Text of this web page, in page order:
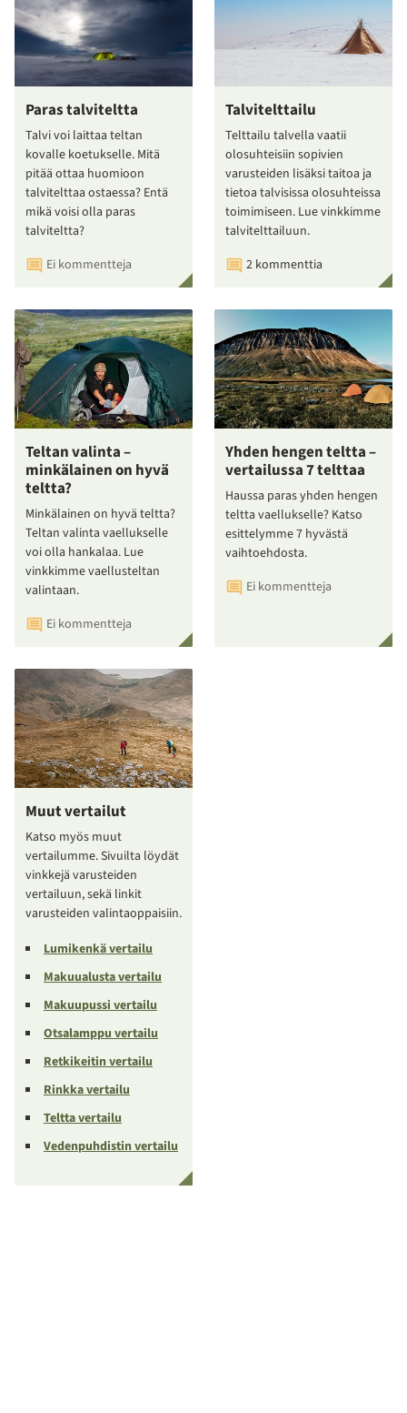
Paras talviteltta
Talvi voi laittaa teltan
kovalle koetukselle. Mitä
pitää ottaa huomioon
talvitelttaa ostaessa? Entä
mikä voisi olla paras
talviteltta?
Ei kommentteja
Talvitelttailu
Telttailu talvella vaatii
olosuhteisiin sopivien
varusteiden lisäksi taitoa ja
tietoa talvisissa olosuhteissa
toimimiseen. Lue vinkkimme
talvitelttailuun.
2 kommenttia
Teltan valinta –
minkälainen on hyvä
teltta?
Minkälainen on hyvä teltta?
Teltan valinta vaellukselle
voi olla hankalaa. Lue
vinkkimme vaellusteltan
valintaan.
Ei kommentteja
Yhden hengen teltta –
vertailussa 7 telttaa
Haussa paras yhden hengen
teltta vaellukselle? Katso
esittelymme 7 hyvästä
vaihtoehdosta.
Ei kommentteja
Muut vertailut
Katso myös muut
vertailumme. Sivuilta löydät
vinkkejä varusteiden
vertailuun, sekä linkit
varusteiden valintaoppaisiin.
Lumikenkä vertailu
Makuualusta vertailu
Makuupussi vertailu
Otsalamppu vertailu
Retkikeitin vertailu
Rinkka vertailu
Teltta vertailu
Vedenpuhdistin vertailu